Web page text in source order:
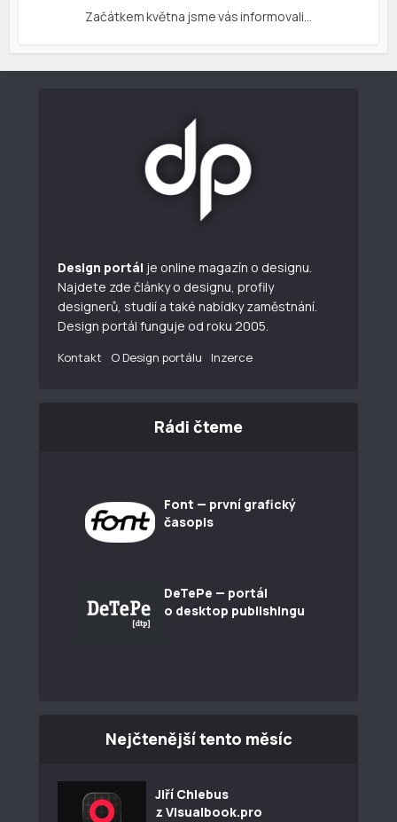
Začátkem května jsme vás informovali…
Design portál je online magazín o designu.
Najdete zde články o designu, profily
designerů, studií a také nabídky zaměstnání.
Design portál funguje od roku 2005.
Kontakt O Design portálu Inzerce
Rádi čteme
Font — první grafický
časopis
DeTePe — portál
o desktop publishingu
Nejčtenější tento měsíc
Jiří Chlebus
z Visualbook.pro